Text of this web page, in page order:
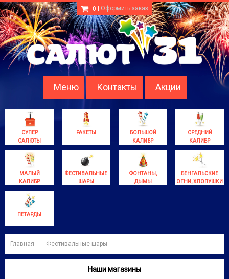
0 Оформить заказ
Меню Контакты Акции
СУПЕР
САЛЮТЫ
РАКЕТЫ
БОЛЬШОЙ
КАЛИБР
СРЕДНИЙ
КАЛИБР
МАЛЫЙ
КАЛИБР
ФЕСТИВАЛЬНЫЕ
ШАРЫ
ФОНТАНЫ,
ДЫМЫ
БЕНГАЛЬСКИЕ
ОГНИ, ХЛОПУШКИ
ПЕТАРДЫ
Главная Фестивальные шары
Наши магазины